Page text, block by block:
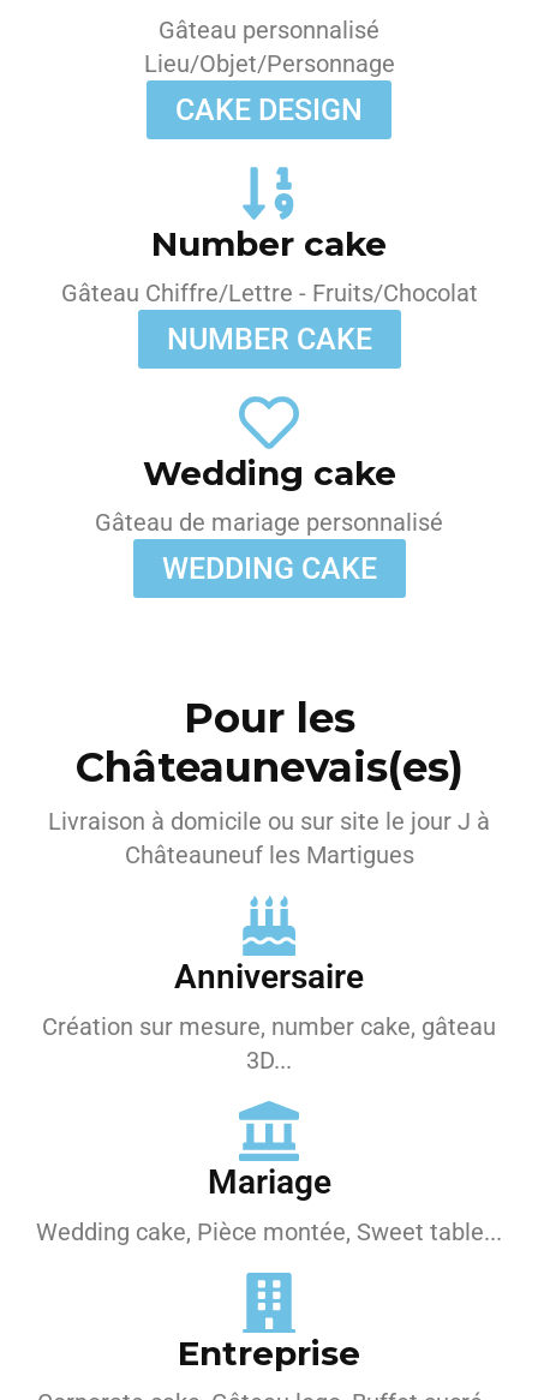
Gâteau personnalisé
Lieu/Objet/Personnage
CAKE DESIGN
Number cake
Gâteau Chiffre/Lettre - Fruits/Chocolat
NUMBER CAKE
Wedding cake
Gâteau de mariage personnalisé
WEDDING CAKE
Pour les
Châteaunevais(es)
Livraison à domicile ou sur site le jour J à
Châteauneuf les Martigues
Anniversaire
Création sur mesure, number cake, gâteau
3D...
Mariage
Wedding cake, Pièce montée, Sweet table...
Entreprise